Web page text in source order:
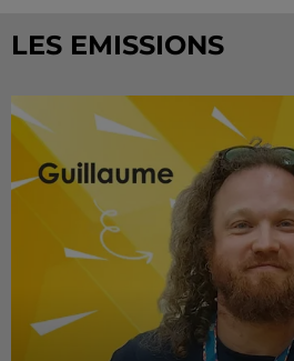
LES EMISSIONS